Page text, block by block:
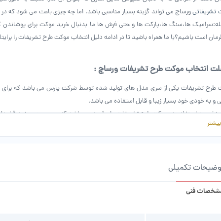
تشریفاتیورساچ می تواند گزینه بسیار مناسبی باشد. اما چه چیزی باعث می شود که در
ها،سنگ ها،پارکت ها و حتی فرش ها ما بدنبال خرید موکت برای پوشاندن
است باشیم؟با ما همراه باشید تا در ادامه دلیل انتخاب موکت طرح تشریفات را
انتخاب موکت طرح تشریفات ورساچ :
طرح تشریفات یکی از سری مدل های تولید شده توسط شرکت پارس می باشد که برای
و به خودی خود بسیار زیبا و قابل استفاده می باشد.
مورد استفاده در موکت طرح تشریفات پلی آمید می باشد که بر روی جنس نمد قرار
باشد.
استفاده شده در این موکت ارزان،شفاف و زنده و همچنین کاملا ثابت هستند که
ویژگی های موکت طرح تشریفات می توان به مقاومت آن نسبت به اشعه های مضر
بسیار مناسب برای استفاده ی شما می باشد.
بیشتر
تکمیلی
فنی